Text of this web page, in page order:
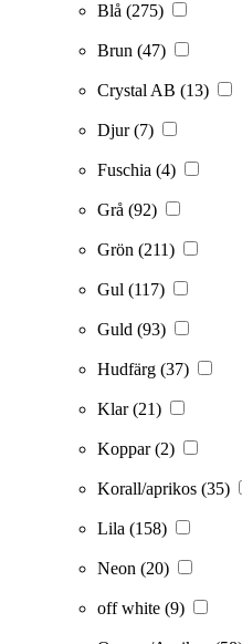
Blå (275)
Brun (47)
Crystal AB (13)
Djur(7)
Fuschia (4)
Grå (92)
Grön (211)
Gul (117)
Guld (93)
Hudfärg (37)
Klar(21)
Koppar(2)
Korall/aprikos (35)
Lila (158)
Neon (20)
off white (9)